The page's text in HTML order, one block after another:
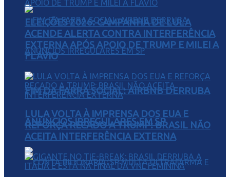
FIM DA FARRA SOCIAL: AIRBNB DERRUBA
ANÚNCIOS IRREGULARES EM SP
ELEIÇÕES 2026: CAMPANHA DE LULA
ACENDE ALERTA CONTRA INTERFERÊNCIA
EXTERNA APÓS APOIO DE TRUMP E MILEI A
FLÁVIO
LULA VOLTA À IMPRENSA DOS EUA E
REFORÇA RECADO A TRUMP: BRASIL NÃO
ACEITA INTERFERÊNCIA EXTERNA